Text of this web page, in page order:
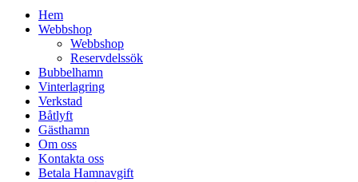
Hem
Webbshop
Webbshop
Reservdelssök
Bubbelhamn
Vinterlagring
Verkstad
Båtlyft
Gästhamn
Om oss
Kontakta oss
Betala Hamnavgift